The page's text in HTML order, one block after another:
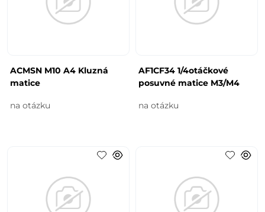
ACMSN M10 A4 Kluzná
matice
na otázku
AF1CF34 1/4otáčkové
posuvné matice M3/M4
na otázku